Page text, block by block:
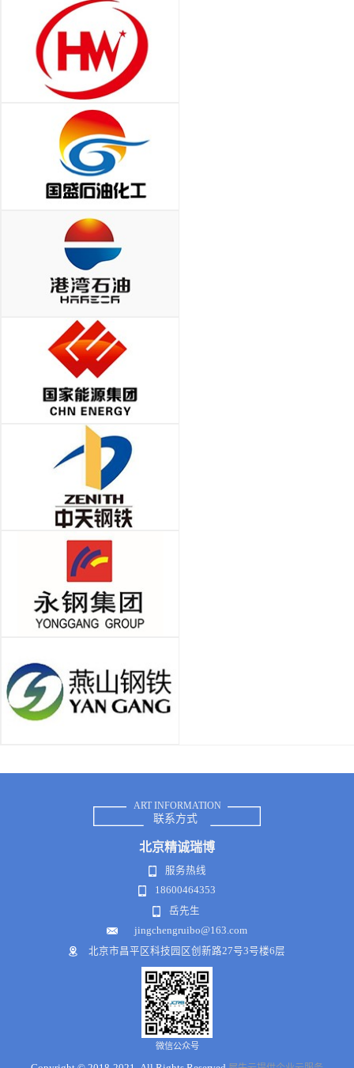
ART INFORMATION
联系方式
北京精诚瑞博
服务热线
18600464353
岳先生
jingchengruibo@163.com
北京市昌平区科技园区创新路27号3号楼6层
微信公众号